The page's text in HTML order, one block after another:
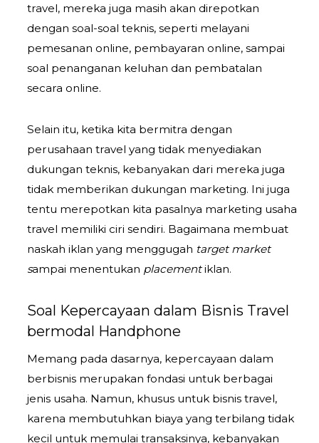
travel, mereka juga masih akan direpotkan
dengan soal-soal teknis, seperti melayani
pemesanan online, pembayaran online, sampai
soal penanganan keluhan dan pembatalan
secara online.
Selain itu, ketika kita bermitra dengan
perusahaan travel yang tidak menyediakan
dukungan teknis, kebanyakan dari mereka juga
tidak memberikan dukungan marketing. Ini juga
tentu merepotkan kita pasalnya marketing usaha
travel memiliki ciri sendiri. Bagaimana membuat
naskah iklan yang menggugah target market
sampai menentukan placementiklan.
Soal Kepercayaan dalam Bisnis Travel
bermodal Handphone
Memang pada dasarnya, kepercayaan dalam
berbisnis merupakan fondasi untuk berbagai
jenis usaha. Namun, khusus untuk bisnis travel,
karena membutuhkan biaya yang terbilang tidak
kecil untuk memulai transaksinya, kebanyakan